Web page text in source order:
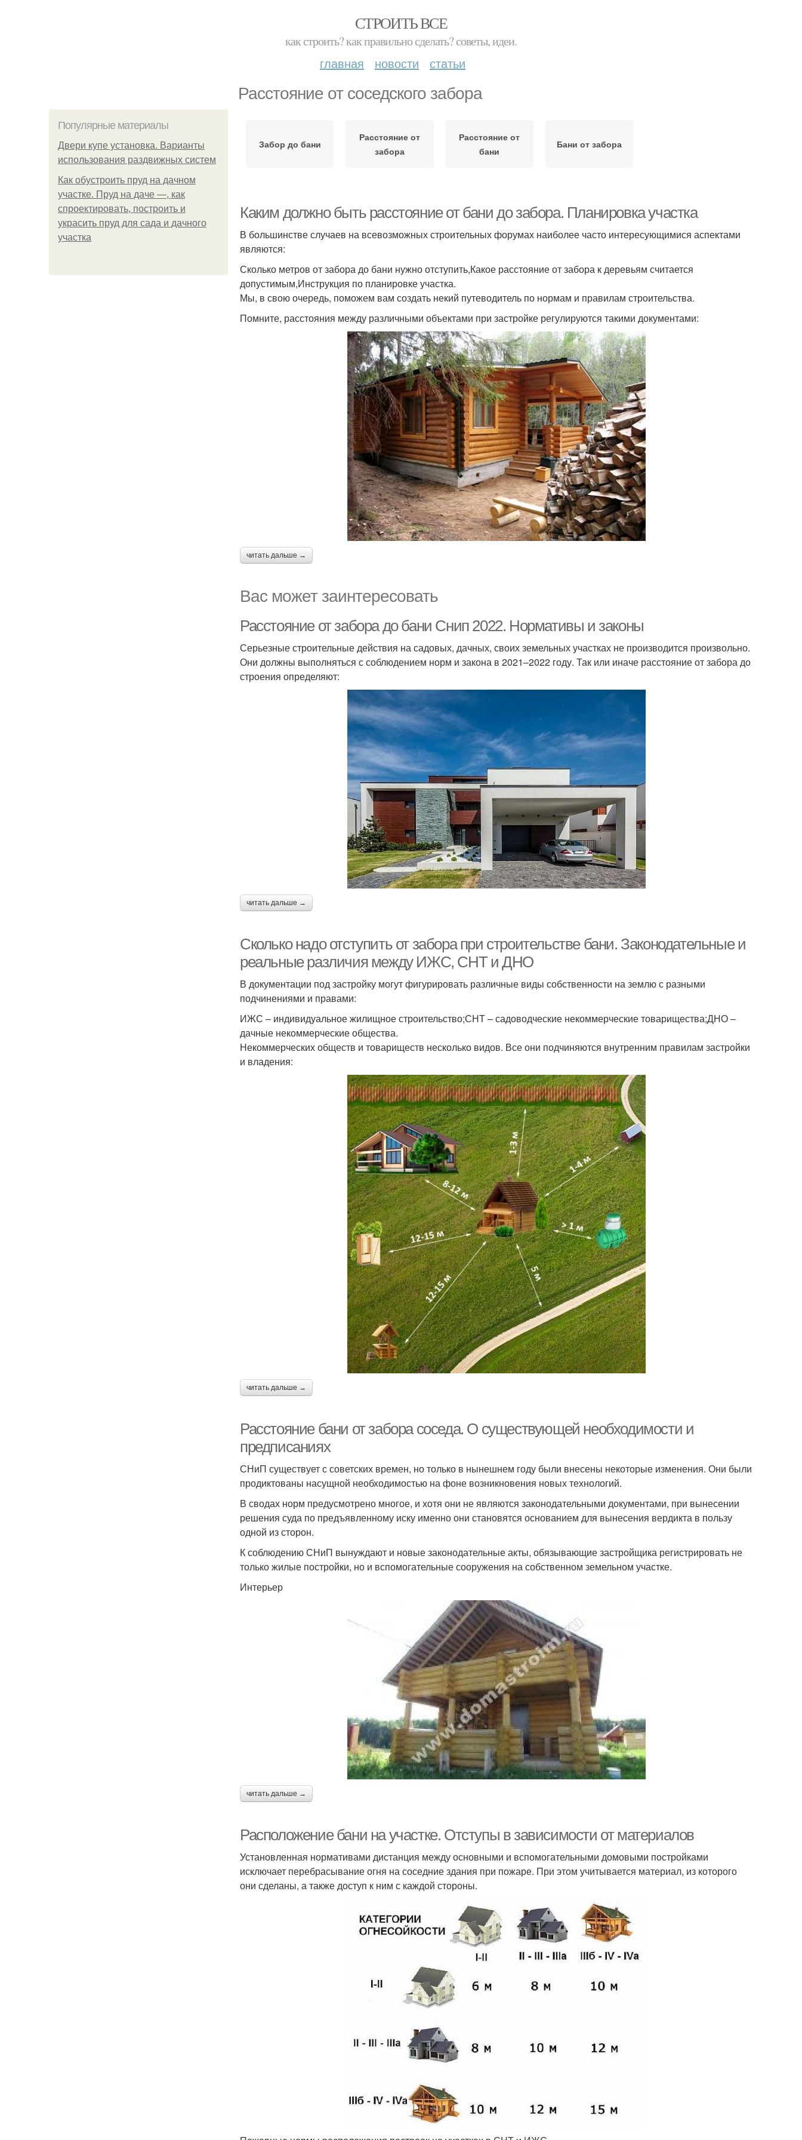
СТРОИТЬ ВСЕ
как строить? как правильно сделать? советы, идеи.
главная новости статьи
Расстояние от соседского забора
Популярные материалы
Двери купе установка. Варианты
использования раздвижных систем
Как обустроить пруд на дачном
участке. Пруд на даче —, как
спроектировать, построить и
украсить пруд для сада и дачного
участка
Забор до бани
Расстояние от
забора
Расстояние от
бани
Бани от забора
Каким должно быть расстояние от бани до забора. Планировка участка
В большинстве случаев на всевозможных строительных форумах наиболее часто интересующимися аспектами
являются:
Сколько метров от забора до бани нужно отступить,Какое расстояние от забора к деревьям считается
допустимым,Инструкция по планировке участка.
Мы, в свою очередь, поможем вам создать некий путеводитель по нормам и правилам строительства.
Помните, расстояния между различными объектами при застройке регулируются такими документами:
читать дальше →
Вас может заинтересовать
Расстояние от забора до бани Снип 2022. Нормативы и законы
Серьезные строительные действия на садовых, дачных, своих земельных участках не производится произвольно.
Они должны выполняться с соблюдением норм и закона в 2021–2022 году. Так или иначе расстояние от забора до
строения определяют:
читать дальше →
Сколько надо отступить от забора при строительстве бани. Законодательные и
реальные различия между ИЖС, СНТ и ДНО
В документации под застройку могут фигурировать различные виды собственности на землю с разными
подчинениями и правами:
ИЖС – индивидуальное жилищное строительство;СНТ – садоводческие некоммерческие товарищества;ДНО –
дачные некоммерческие общества.
Некоммерческих обществ и товариществ несколько видов. Все они подчиняются внутренним правилам застройки
и владения:
читать дальше →
Расстояние бани от забора соседа. О существующей необходимости и
предписаниях
СНиП существует с советских времен, но только в нынешнем году были внесены некоторые изменения. Они были
продиктованы насущной необходимостью на фоне возникновения новых технологий.
В сводах норм предусмотрено многое, и хотя они не являются законодательными документами, при вынесении
решения суда по предъявленному иску именно они становятся основанием для вынесения вердикта в пользу
одной из сторон.
К соблюдению СНиП вынуждают и новые законодательные акты, обязывающие застройщика регистрировать не
только жилые постройки, но и вспомогательные сооружения на собственном земельном участке.
Интерьер
читать дальше →
Расположение бани на участке. Отступы в зависимости от материалов
Установленная нормативами дистанция между основными и вспомогательными домовыми постройками
исключает перебрасывание огня на соседние здания при пожаре. При этом учитывается материал, из которого
они сделаны, а также доступ к ним с каждой стороны.